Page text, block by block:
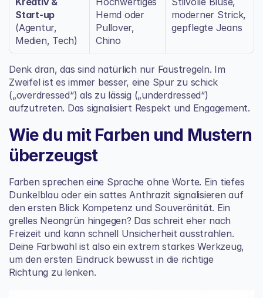
Start-up
(Agentur,
Medien, Tech)
Hemd oder
Pullover,
Chino
moderner Strick,
gepflegte Jeans
Denk dran, das sind natürlich nur Faustregeln. Im
Zweifel ist es immer besser, eine Spur zu schick
(„overdressed“) als zu lässig („underdressed“)
aufzutreten. Das signalisiert Respekt und Engagement.
Wie du mit Farben und Mustern
überzeugst
Farben sprechen eine Sprache ohne Worte. Ein tiefes
Dunkelblau oder ein sattes Anthrazit signalisieren auf
den ersten Blick Kompetenz und Souveränität. Ein
grelles Neongrün hingegen? Das schreit eher nach
Freizeit und kann schnell Unsicherheit ausstrahlen.
Deine Farbwahl ist also ein extrem starkes Werkzeug,
um den ersten Eindruck bewusst in die richtige
Richtung zu lenken.